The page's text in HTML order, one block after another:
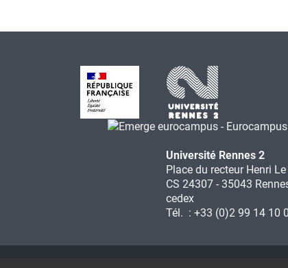
Université Rennes 2
Place du recteur Henri
CS 24307 - 35043
cedex
Tél. : +33 (0)2 99 14 10